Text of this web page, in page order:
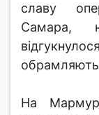
славу
Самара,
обрамляють
На